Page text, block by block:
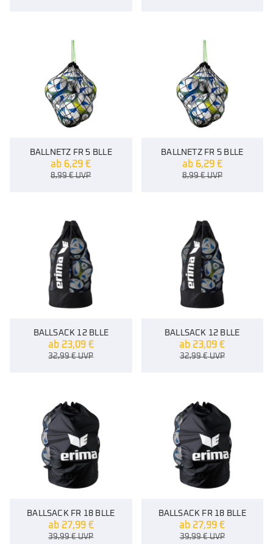
BALLNETZ FR 5 BLLE
ab 6,29€
8,99€UVP
BALLNETZ FR 5 BLLE
ab 6,29 €
8,99€UVP
BALLSACK 12 BLLE
ab 23,09 €
32,99€UVP
BALLSACK 12 BLLE
ab 23,09€
32,99€UVP
BALLSACK FR 18 BLLE
ab 27,99 €
39,99€UVP
BALLSACK FR 18 BLLE
ab 27,99€
39,99€UVP